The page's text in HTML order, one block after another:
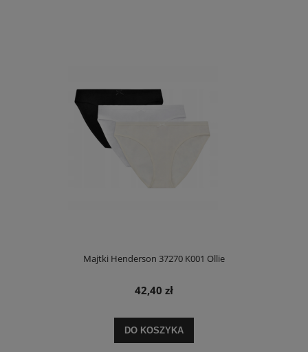
Majtki Henderson 37270 K001 Ollie
42,40 zł
DO KOSZYKA